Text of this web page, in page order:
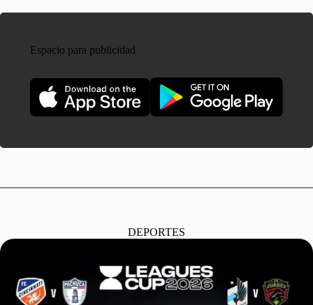
Espacio para publicidad
DEPORTES